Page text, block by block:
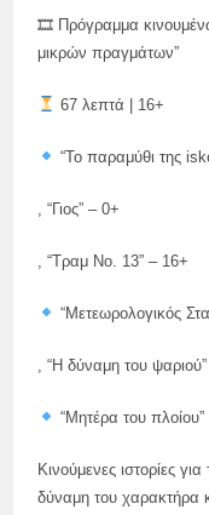
🎞 Πρόγραμμα
μικρών πραγμάτων”
67 λεπτά | 16+
“Το παραμύθι της
, “Γιος” – 0+
, “Τραμ Νο. 13” – 16+
“Μετεωρολογικός
, “Η δύναμη του
“Μητέρα του
Κινούμενες ιστορίες
δύναμη του χαρακτήρα